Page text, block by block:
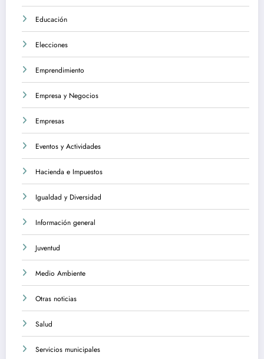
Educación
Elecciones
Emprendimiento
Empresa y Negocios
Empresas
Eventos y Actividades
Hacienda e Impuestos
Igualdad y Diversidad
Información general
Juventud
Medio Ambiente
Otras noticias
Salud
Servicios municipales